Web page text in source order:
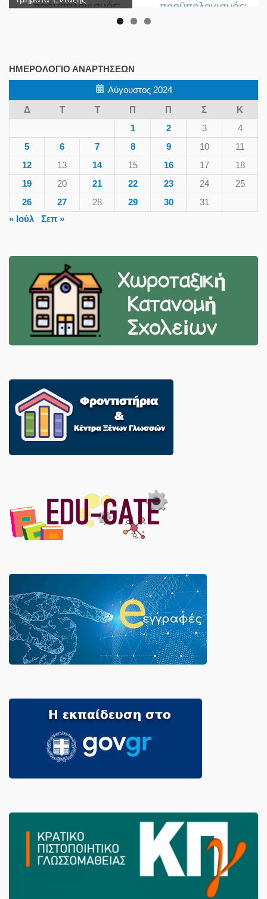
ΗΜΕΡΟΛΌΓΙΟ ΑΝΑΡΤΉΣΕΩΝ
Αύγουστος 2024
Δ
Τ Τ Π Π Σ
Κ
1
2 3
4
5
6 7 8 9 10
11
12
13 14 15 16 17
18
19
20 21 22 23 24
25
26
27 28 29 30
31
« Ιούλ
Σεπ »